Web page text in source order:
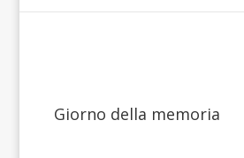
Giorno della memoria